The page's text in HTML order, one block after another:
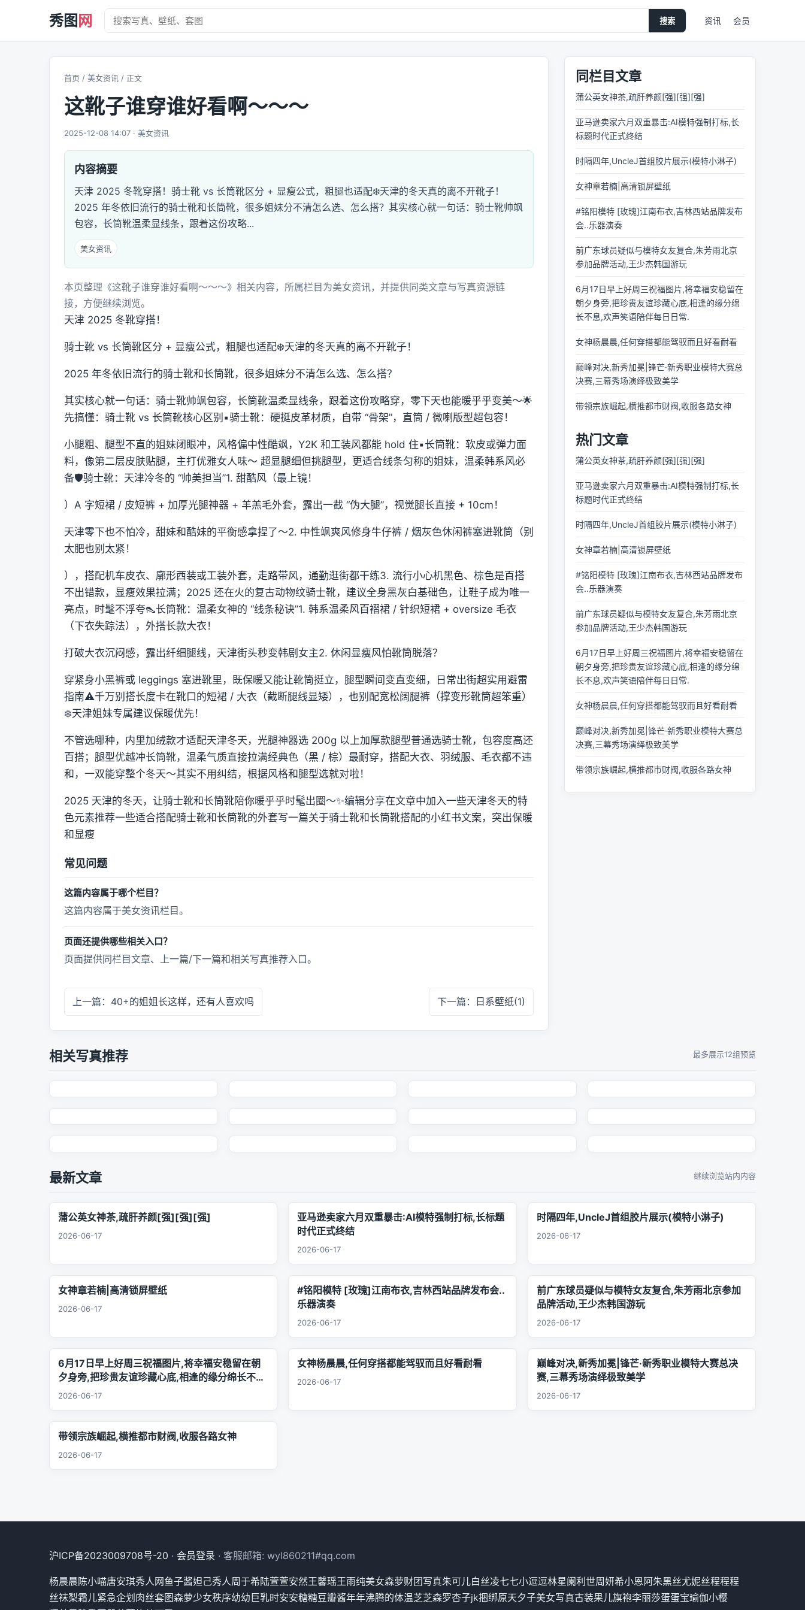
秀图 网 搜索 资讯 会员
首页 / 美女资讯 / 正文
这靴子谁穿谁好看啊～～～
2025-12-08 14:07 · 美女资讯
内容摘要
天津 2025 冬靴穿搭！骑士靴 vs 长筒靴区分 + 显瘦公式，粗腿也适配❄️天津的冬天真的离不开靴子！
2025 年冬依旧流行的骑士靴和长筒靴，很多姐妹分不清怎么选、怎么搭？其实核心就一句话：骑士靴帅飒
包容，长筒靴温柔显线条，跟着这份攻略...
美女资讯
本页整理《这靴子谁穿谁好看啊～～～》相关内容，所属栏目为美女资讯，并提供同类文章与写真资源链
接，方便继续浏览。
天津 2025 冬靴穿搭！
骑士靴 vs 长筒靴区分 + 显瘦公式，粗腿也适配❄️天津的冬天真的离不开靴子！
2025 年冬依旧流行的骑士靴和长筒靴，很多姐妹分不清怎么选、怎么搭？
其实核心就一句话：骑士靴帅飒包容，长筒靴温柔显线条，跟着这份攻略穿，零下天也能暖乎乎变美～🌟
先搞懂：骑士靴 vs 长筒靴核心区别▪️骑士靴：硬挺皮革材质，自带 “骨架”，直筒 / 微喇版型超包容！
小腿粗、腿型不直的姐妹闭眼冲，风格偏中性酷飒，Y2K 和工装风都能 hold 住▪️长筒靴：软皮或弹力面
料，像第二层皮肤贴腿，主打优雅女人味～ 超显腿细但挑腿型，更适合线条匀称的姐妹，温柔韩系风必
备🛡️骑士靴：天津冷冬的 “帅美担当”1. 甜酷风（最上镜！
）A 字短裙 / 皮短裤 + 加厚光腿神器 + 羊羔毛外套，露出一截 “伪大腿”，视觉腿长直接 + 10cm！
天津零下也不怕冷，甜妹和酷妹的平衡感拿捏了～2. 中性飒爽风修身牛仔裤 / 烟灰色休闲裤塞进靴筒（别
太肥也别太紧！
），搭配机车皮衣、廓形西装或工装外套，走路带风，通勤逛街都干练3. 流行小心机黑色、棕色是百搭
不出错款，显瘦效果拉满；2025 还在火的复古动物纹骑士靴，建议全身黑灰白基础色，让鞋子成为唯一
亮点，时髦不浮夸👠长筒靴：温柔女神的 “线条秘诀”1. 韩系温柔风百褶裙 / 针织短裙 + oversize 毛衣
（下衣失踪法），外搭长款大衣！
打破大衣沉闷感，露出纤细腿线，天津街头秒变韩剧女主2. 休闲显瘦风怕靴筒脱落？
穿紧身小黑裤或 leggings 塞进靴里，既保暖又能让靴筒挺立，腿型瞬间变直变细，日常出街超实用避雷
指南⚠️千万别搭长度卡在靴口的短裙 / 大衣（截断腿线显矮），也别配宽松阔腿裤（撑变形靴筒超笨重）
❄️天津姐妹专属建议保暖优先！
不管选哪种，内里加绒款才适配天津冬天，光腿神器选 200g 以上加厚款腿型普通选骑士靴，包容度高还
百搭；腿型优越冲长筒靴，温柔气质直接拉满经典色（黑 / 棕）最耐穿，搭配大衣、羽绒服、毛衣都不违
和，一双能穿整个冬天～其实不用纠结，根据风格和腿型选就对啦！
2025 天津的冬天，让骑士靴和长筒靴陪你暖乎乎时髦出圈～✨编辑分享在文章中加入一些天津冬天的特
色元素推荐一些适合搭配骑士靴和长筒靴的外套写一篇关于骑士靴和长筒靴搭配的小红书文案，突出保暖
和显瘦
常见问题
这篇内容属于哪个栏目？
这篇内容属于美女资讯栏目。
页面还提供哪些相关入口？
页面提供同栏目文章、上一篇/下一篇和相关写真推荐入口。
上一篇：40+的姐姐长这样，还有人喜欢吗 下一篇：日系壁纸(1)
同栏目文章
蒲公英女神茶,疏肝养颜[强][强][强]
亚马逊卖家六月双重暴击:AI模特强制打标,长
标题时代正式终结
时隔四年,UncleJ首组胶片展示(模特小淋子)
女神章若楠|高清锁屏壁纸
#铭阳模特 [玫瑰]江南布衣,吉林西站品牌发布
会..乐器演奏
前广东球员疑似与模特女友复合,朱芳雨北京
参加品牌活动,王少杰韩国游玩
6月17日早上好周三祝福图片,将幸福安稳留在
朝夕身旁,把珍贵友谊珍藏心底,相逢的缘分绵
长不息,欢声笑语陪伴每日日常.
女神杨晨晨,任何穿搭都能驾驭而且好看耐看
巅峰对决,新秀加冕|锋芒·新秀职业模特大赛总
决赛,三幕秀场演绎极致美学
带领宗族崛起,横推都市财阀,收服各路女神
热门文章
蒲公英女神茶,疏肝养颜[强][强][强]
亚马逊卖家六月双重暴击:AI模特强制打标,长
标题时代正式终结
时隔四年,UncleJ首组胶片展示(模特小淋子)
女神章若楠|高清锁屏壁纸
#铭阳模特 [玫瑰]江南布衣,吉林西站品牌发布
会..乐器演奏
前广东球员疑似与模特女友复合,朱芳雨北京
参加品牌活动,王少杰韩国游玩
6月17日早上好周三祝福图片,将幸福安稳留在
朝夕身旁,把珍贵友谊珍藏心底,相逢的缘分绵
长不息,欢声笑语陪伴每日日常.
女神杨晨晨,任何穿搭都能驾驭而且好看耐看
巅峰对决,新秀加冕|锋芒·新秀职业模特大赛总
决赛,三幕秀场演绎极致美学
带领宗族崛起,横推都市财阀,收服各路女神
相关写真推荐 最多展示12组预览
最新文章 继续浏览站内内容
蒲公英女神茶,疏肝养颜[强][强][强]
2026-06-17
亚马逊卖家六月双重暴击:AI模特强制打标,长标题
时代正式终结
2026-06-17
时隔四年,UncleJ首组胶片展示(模特小淋子)
2026-06-17
女神章若楠|高清锁屏壁纸
2026-06-17
#铭阳模特 [玫瑰]江南布衣,吉林西站品牌发布会..
乐器演奏
2026-06-17
前广东球员疑似与模特女友复合,朱芳雨北京参加
品牌活动,王少杰韩国游玩
2026-06-17
6月17日早上好周三祝福图片,将幸福安稳留在朝
夕身旁,把珍贵友谊珍藏心底,相逢的缘分绵长不息,
欢声笑语陪伴每日日常.
2026-06-17
女神杨晨晨,任何穿搭都能驾驭而且好看耐看
2026-06-17
巅峰对决,新秀加冕|锋芒·新秀职业模特大赛总决
赛,三幕秀场演绎极致美学
2026-06-17
带领宗族崛起,横推都市财阀,收服各路女神
2026-06-17
沪ICP备2023009708号-20 · 会员登录 · 客服邮箱: wyl860211#qq.com
杨晨晨陈小喵唐安琪秀人网鱼子酱妲己秀人周于希陆萱萱安然王馨瑶王雨纯美女森萝财团写真朱可儿白丝凌七七小逗逗林星阑利世周妍希小恩阿朱黑丝尤妮丝程程程
丝袜梨霜儿紧急企划 肉丝套图森萝少女秩序幼幼 巨乳时安安糖糖豆瓣酱年年沸腾的体温芝芝森罗杏子jk捆绑原天夕子美女写真古装果儿旗袍李丽莎蛋蛋宝瑜伽小樱